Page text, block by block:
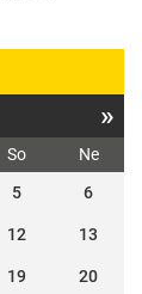
»
So
Ne
5 6
12 13
19 20